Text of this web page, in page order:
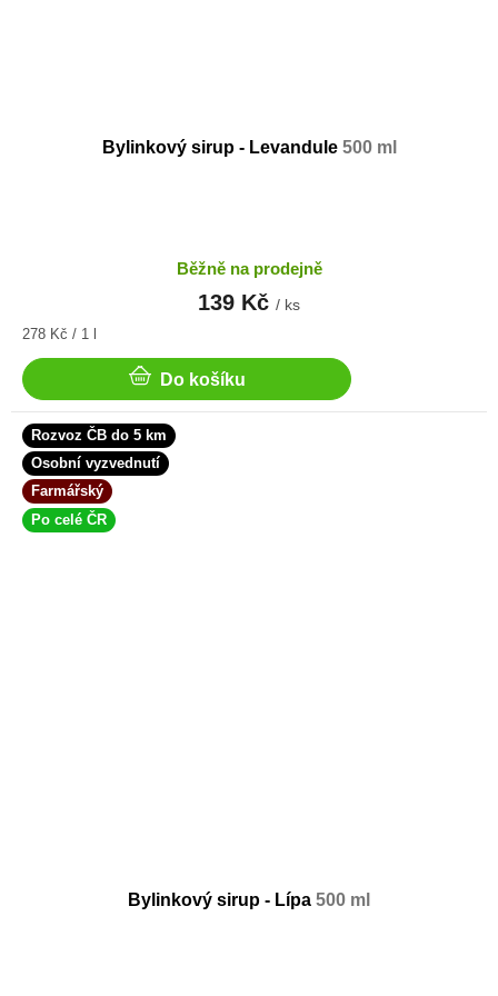
Bylinkový sirup - Levandule 500 ml
Běžně na prodejně
139 Kč / ks
Měrná
278 Kč / 1 l
Do košíku
Rozvoz ČB do 5 km
Osobní vyzvednutí
Farmářský
Po celé ČR
Bylinkový sirup - Lípa 500 ml